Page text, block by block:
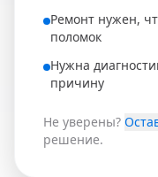
Ремонт нужен,
поломок
Нужна
причину
Не уверены?
решение.